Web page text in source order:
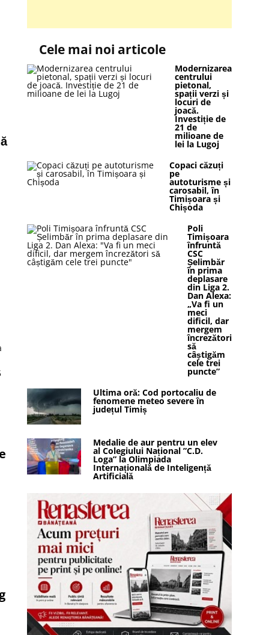
Cele mai noi articole
Modernizarea
centrului
pietonal,
spații verzi și
locuri de
joacă.
Investiție de
21 de
milioane de
lei la Lugoj
Copaci căzuți
pe
autoturisme și
carosabil, în
Timișoara și
Chișoda
Poli
Timișoara
înfruntă
CSC
Șelimbăr
în prima
deplasare
din Liga 2.
Dan Alexa:
„Va fi un
meci
dificil, dar
mergem
încrezători
să
câștigăm
cele trei
puncte”
Ultima oră: Cod portocaliu de
fenomene meteo severe în
județul Timiș
Medalie de aur pentru un elev
al Colegiului Național ”C.D.
Loga” la Olimpiada
Internațională de Inteligență
Artificială